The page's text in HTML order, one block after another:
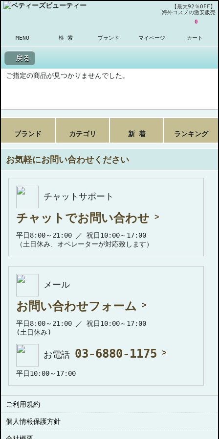
【最大92％OFF】
海外コスメの激安販売
MENU 検 索 ブランド マイページ
0
カート
戻る
ご指定の商品が見つかりませんでした。
ブランド カテゴリ 新 着 ランキング
お気軽にお問い合わせください
チャットサポート
チャットでお問い合わせ
平日8:00～21:00 ／ 祝日10:00～17:00
（土日休み、オペレーターが対応致します）
メール
お問い合わせフォーム
平日8:00～21:00 ／ 祝日10:00～17:00
(土日休み)
お電話 03-6880-1175
平日10:00～17:00
ご利用規約
個人情報保護方針